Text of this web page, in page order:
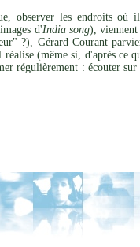
observer les endroits où
d'India song), viennent
?), Gérard Courant
(même si, d'après ce
régulièrement : écouter sur